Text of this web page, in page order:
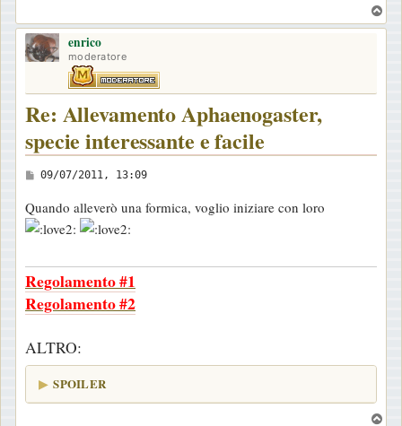
o
enrico
moderatore
Re: Allevamento Aphaenogaster,
specie interessante e facile
M
s
s
g
g
o
09/07/2011, 13:09
Quando alleverò una formica, voglio iniziare con loro
Regolamento #1
Regolamento #2
ALTRO:
SPOILER